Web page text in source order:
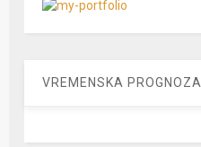
VREMENSKA PROGNOZA